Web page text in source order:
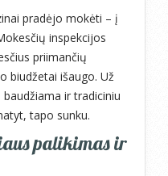
pradėjo mokėti – į
inspekcijos
priimančių
biudžetai išaugo. Už
ir tradiciniu
tapo sunku.
palikimas ir